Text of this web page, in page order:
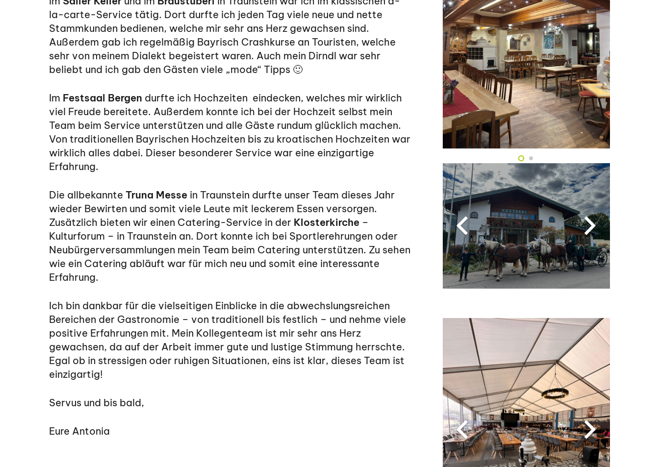
la-carte-Service tätig. Dort durfte ich jeden Tag viele neue und nette
Stammkunden bedienen, welche mir sehr ans Herz gewachsen sind.
Außerdem gab ich regelmäßig Bayrisch Crashkurse an Touristen, welche
sehr von meinem Dialekt begeistert waren. Auch mein Dirndl war sehr
beliebt und ich gab den Gästen viele „mode“ Tipps 🙂
Im Festsaal Bergen durfte ich Hochzeiten eindecken, welches mir wirklich
viel Freude bereitete. Außerdem konnte ich bei der Hochzeit selbst mein
Team beim Service unterstützen und alle Gäste rundum glücklich machen.
Von traditionellen Bayrischen Hochzeiten bis zu kroatischen Hochzeiten war
wirklich alles dabei. Dieser besonderer Service war eine einzigartige
Erfahrung.
Die allbekannte Truna Messe in Traunstein durfte unser Team dieses Jahr
wieder Bewirten und somit viele Leute mit leckerem Essen versorgen.
Zusätzlich bieten wir einen Catering-Service in der Klosterkirche –
Kulturforum – in Traunstein an. Dort konnte ich bei Sportlerehrungen oder
Neubürgerversammlungen mein Team beim Catering unterstützen. Zu sehen
wie ein Catering abläuft war für mich neu und somit eine interessante
Erfahrung.
Ich bin dankbar für die vielseitigen Einblicke in die abwechslungsreichen
Bereichen der Gastronomie – von traditionell bis festlich – und nehme viele
positive Erfahrungen mit. Mein Kollegenteam ist mir sehr ans Herz
gewachsen, da auf der Arbeit immer gute und lustige Stimmung herrschte.
Egal ob in stressigen oder ruhigen Situationen, eins ist klar, dieses Team ist
einzigartig!
Servus und bis bald,
Eure Antonia